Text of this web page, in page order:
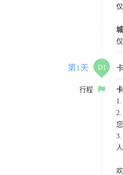
第1天 D1
行程
2.
3.
人